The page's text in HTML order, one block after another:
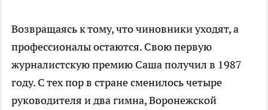
Возвращаясь к тому, что чиновники уходят, а
профессионалы остаются. Свою первую
журналистскую премию Саша получил в 1987
году. С тех пор в стране сменилось четыре
руководителя и два гимна, Воронежской